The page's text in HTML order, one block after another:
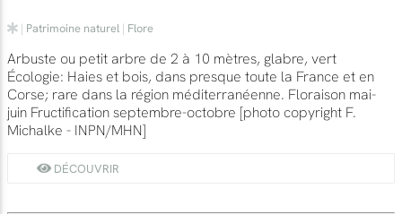
| Patrimoine naturel | Flore
Arbuste ou petit arbre de 2 à 10 mètres, glabre, vert
Écologie: Haies et bois, dans presque toute la France et en
Corse; rare dans la région méditerranéenne. Floraison mai-
juin Fructification septembre-octobre [photo copyright F.
Michalke - INPN/MHN]
DÉCOUVRIR